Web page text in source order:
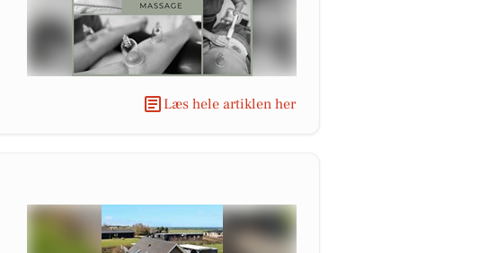
Læs hele artiklen her